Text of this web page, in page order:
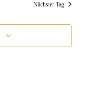
Nächster Tag